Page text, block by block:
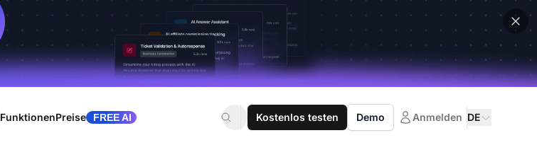
FunktionenPreise FREE AI Kostenlos testen Demo Anmelden DE